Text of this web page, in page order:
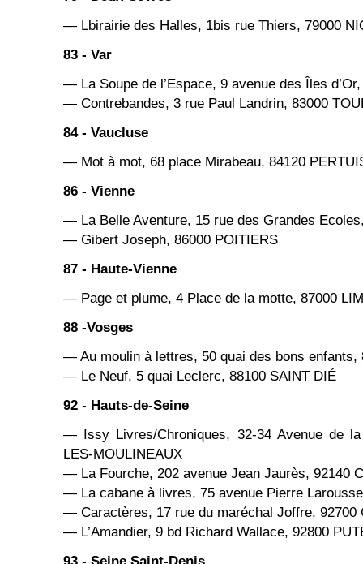
— Lbirairie des Halles, 1bis rue Thiers, 79000
83 - Var
— La Soupe de l’Espace, 9 avenue des Îles
— Contrebandes, 3 rue Paul Landrin, 83000
84 - Vaucluse
— Mot à mot, 68 place Mirabeau, 84120
86 - Vienne
— La Belle Aventure, 15 rue des Grandes
— Gibert Joseph, 86000 POITIERS
87 - Haute-Vienne
— Page et plume, 4 Place de la motte, 87000
88 -Vosges
— Au moulin à lettres, 50 quai des bons enfants,
— Le Neuf, 5 quai Leclerc, 88100 SAINT DIÉ
92 - Hauts-de-Seine
— Issy Livres/Chroniques, 32-34 Avenue de la
LES-MOULINEAUX
— La Fourche, 202 avenue Jean Jaurès, 92140
— La cabane à livres, 75 avenue Pierre
— Caractères, 17 rue du maréchal Joffre, 92700
— L’Amandier, 9 bd Richard Wallace, 92800